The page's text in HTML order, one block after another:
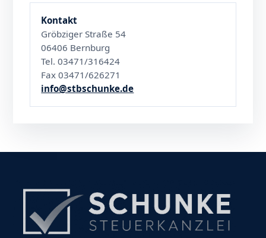
Kontakt
Gröbziger Straße 54
06406 Bernburg
Tel. 03471/316424
Fax 03471/626271
info@stbschunke.de